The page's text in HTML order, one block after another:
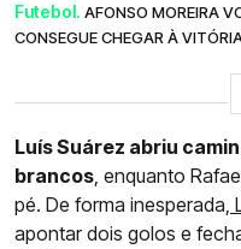
Futebol. AFONSO MOREIRA
CONSEGUE CHEGAR À
Luís Suárez abriu
brancos, enquanto
pé. De forma inesperada,
apontar dois golos e